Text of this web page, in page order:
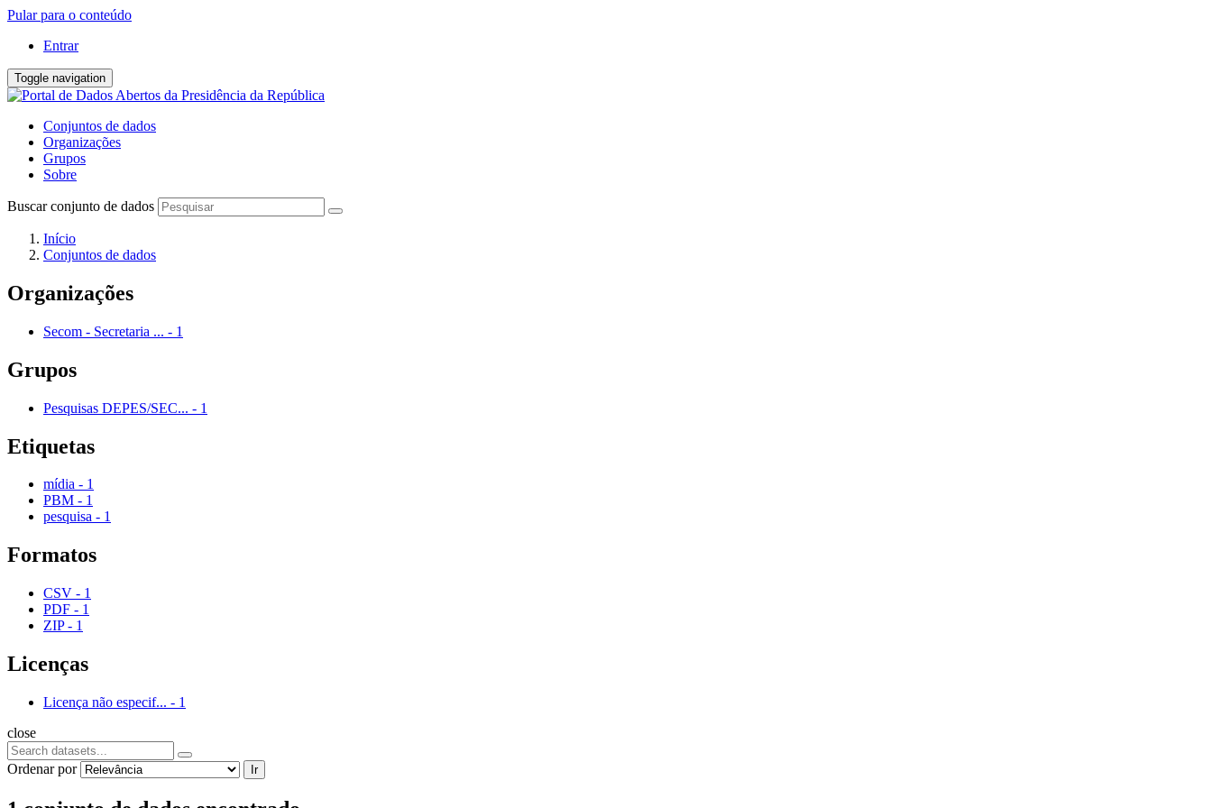
Pular para o conteúdo
Entrar
Toggle navigation
Conjuntos de dados
Organizações
Grupos
Sobre
Buscar conjunto de dados
Início
Conjuntos de dados
Organizações
Secom - Secretaria ... - 1
Grupos
Pesquisas DEPES/SEC... - 1
Etiquetas
mídia - 1
PBM - 1
pesquisa - 1
Formatos
CSV - 1
PDF - 1
ZIP - 1
Licenças
Licença não especif... - 1
close
Ordenar por Ir